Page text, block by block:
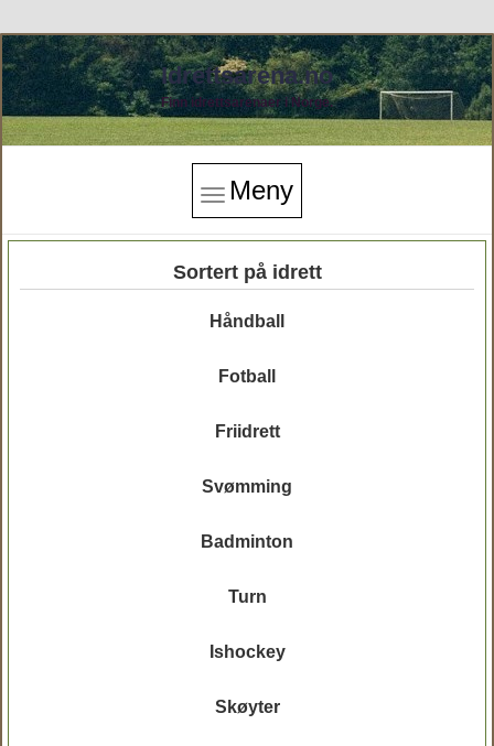
Idrettsarena.no
Finn idrettsarenaer i Norge.
Meny
Sortert på idrett
Håndball
Fotball
Friidrett
Svømming
Badminton
Turn
Ishockey
Skøyter